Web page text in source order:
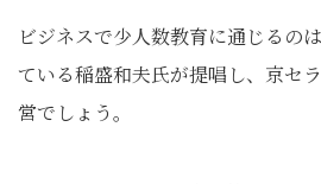
ビジネスで少人数教育に通じるの
ている稲盛和夫氏が提唱し、京セ
営でしょう。